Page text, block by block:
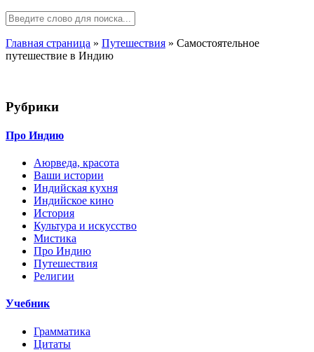
Главная страница » Путешествия » Самостоятельное
путешествие в Индию
Рубрики
Про Индию
Аюрведа, красота
Ваши истории
Индийская кухня
Индийское кино
История
Культура и искусство
Мистика
Про Индию
Путешествия
Религии
Учебник
Грамматика
Цитаты